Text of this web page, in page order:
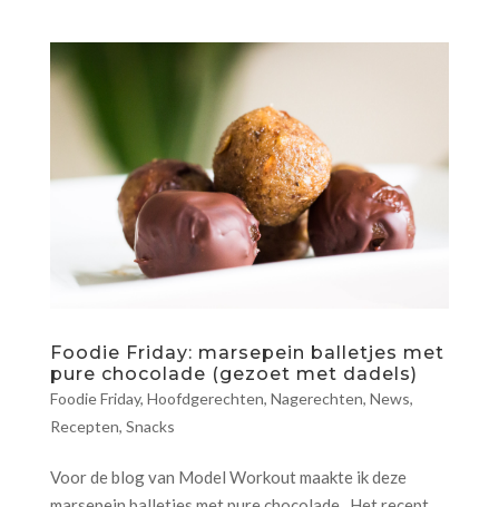
Foodie Friday: marsepein balletjes met
pure chocolade (gezoet met dadels)
Foodie Friday, Hoofdgerechten, Nagerechten, News,
Recepten, Snacks
Voor de blog van Model Workout maakte ik deze